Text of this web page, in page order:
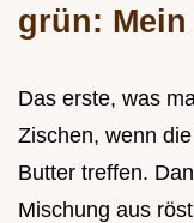
grün: Mein
Das erste, was
Zischen, wenn
Butter treffen.
Mischung aus